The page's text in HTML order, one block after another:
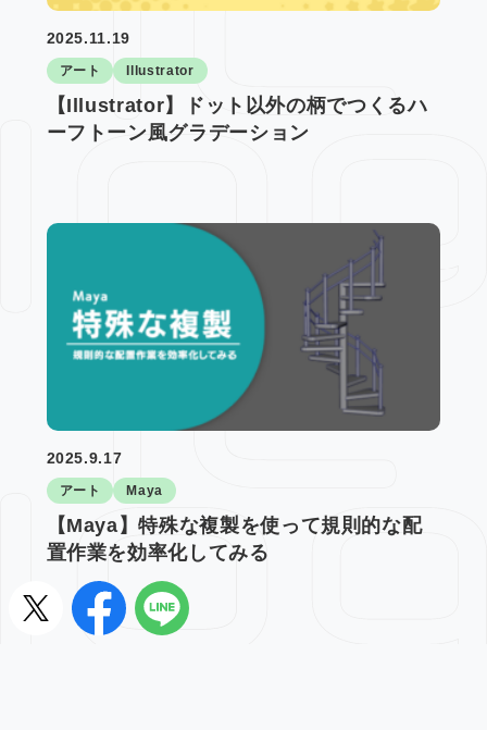
2025.11.19
アート Illustrator
【Illustrator】ドット以外の柄でつくるハ
ーフトーン風グラデーション
2025.9.17
アート Maya
【Maya】特殊な複製を使って規則的な配
置作業を効率化してみる